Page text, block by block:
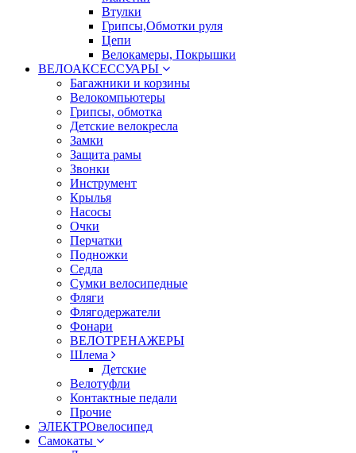
Втулки
Грипсы,Обмотки руля
Цепи
Велокамеры, Покрышки
ВЕЛОАКСЕССУАРЫ
Багажники и корзины
Велокомпьютеры
Грипсы, обмотка
Детские велокресла
Замки
Защита рамы
Звонки
Инструмент
Крылья
Насосы
Очки
Перчатки
Подножки
Седла
Сумки велосипедные
Фляги
Флягодержатели
Фонари
ВЕЛОТРЕНАЖЕРЫ
Шлема
Детские
Велотуфли
Контактные педали
Прочие
ЭЛЕКТРОвелосипед
Самокаты